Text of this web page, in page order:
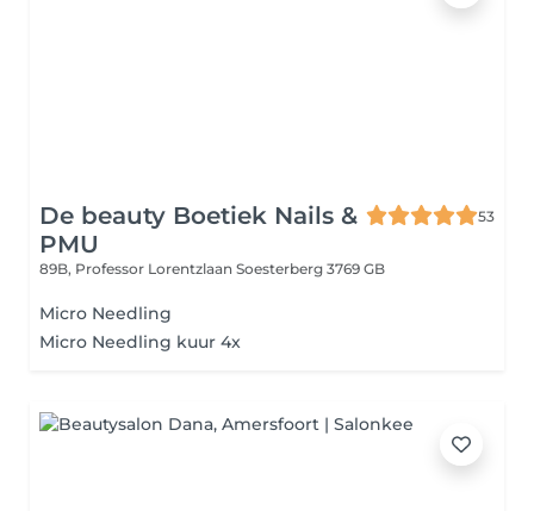
De beauty Boetiek Nails &
PMU
53
89B, Professor Lorentzlaan Soesterberg 3769 GB
Micro Needling
Micro Needling kuur 4x